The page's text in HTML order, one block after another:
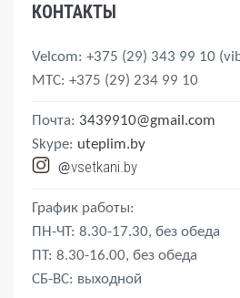
КОНТАКТЫ
Velcom: +375 (29) 343 99 10
MTС: +375 (29) 234 99 10
Почта: 3439910@gmail.com
Skype: uteplim.by
@vsetkani.by
График работы:
ПН-ЧТ: 8.30-17.30, без обеда
ПТ: 8.30-16.00, без обеда
СБ-ВС: выходной